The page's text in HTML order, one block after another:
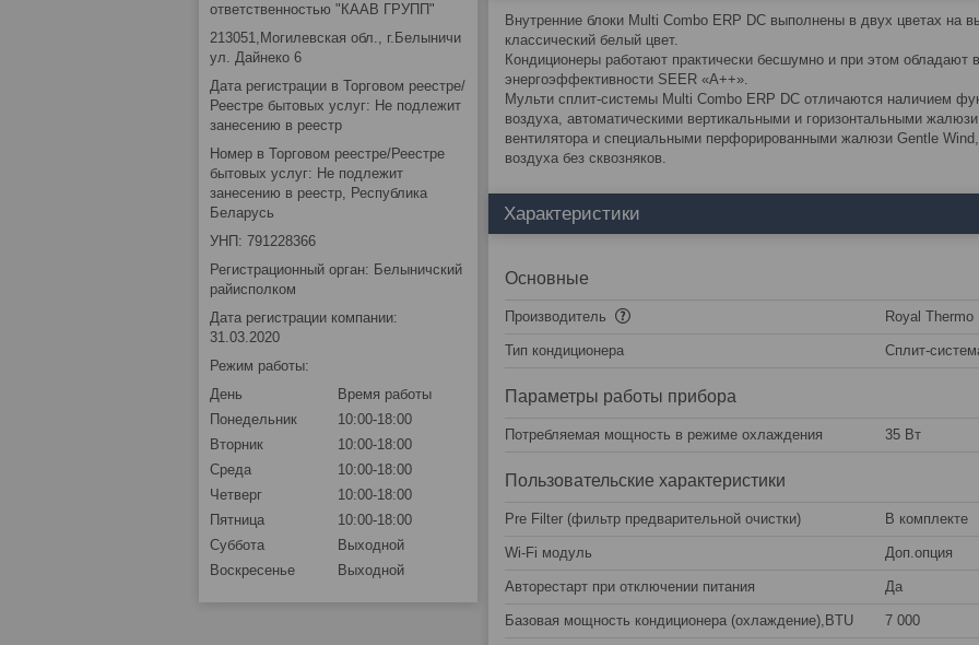
Внутренние блоки Multi Combo ERP DC выполнены в двух цветах на
классический белый цвет.
Кондиционеры работают практически бесшумно и при этом
энергоэффективности SEER «A++».
Мульти сплит-системы Multi Combo ERP DC отличаются наличием
воздуха, автоматическими вертикальными и горизонтальными
вентилятора и специальными перфорированными жалюзи Gentle
воздуха без сквозняков.
Характеристики
Основные
Производитель Royal Thermo
Тип кондиционера Сплит-
Параметры работы прибора
Потребляемая мощность в режиме охлаждения 35 Вт
Пользовательские характеристики
Pre Filter (фильтр предварительной очистки) В комплекте
Wi-Fi модуль Доп.опция
Авторестарт при отключении питания Да
Базовая мощность кондиционера (охлаждение),BTU 7 000
ответственностью "КААВ ГРУПП"
213051,Могилевская обл., г.Белыничи
ул. Дайнеко 6
Дата регистрации в Торговом реестре/
Реестре бытовых услуг: Не подлежит
занесению в реестр
Номер в Торговом реестре/Реестре
бытовых услуг: Не подлежит
занесению в реестр, Республика
Беларусь
УНП: 791228366
Регистрационный орган: Белыничский
райисполком
Дата регистрации компании:
31.03.2020
Режим работы:
День
Время работы
Понедельник
10:00-18:00
Вторник
10:00-18:00
Среда
10:00-18:00
Четверг
10:00-18:00
Пятница
10:00-18:00
Суббота
Выходной
Воскресенье
Выходной